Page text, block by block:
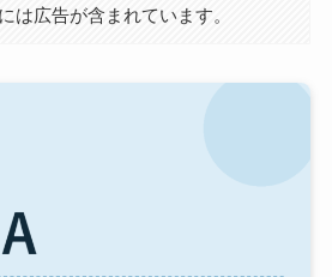
は広告が含まれています。